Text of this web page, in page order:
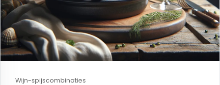
Wijn-spijscombinaties